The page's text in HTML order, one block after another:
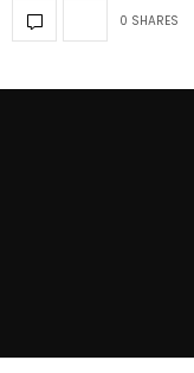
0 SHARES